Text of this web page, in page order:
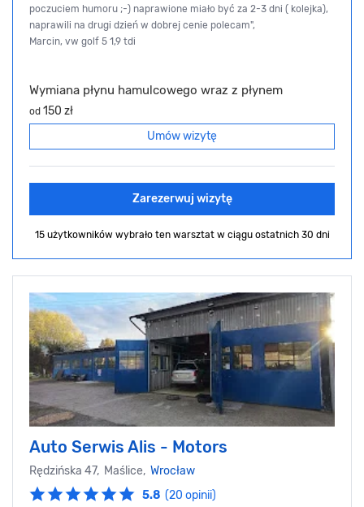
poczuciem humoru ;-) naprawione miało być za 2-3 dni ( kolejka),
naprawili na drugi dzień w dobrej cenie polecam",
Marcin, vw golf 5 1,9 tdi
Wymiana płynu hamulcowego wraz z płynem
od 150 zł
Umów wizytę
Zarezerwuj wizytę
15 użytkowników wybrało ten warsztat w ciągu ostatnich 30 dni
Auto Serwis Alis - Motors
Rędzińska 47, Maślice, Wrocław
5.8 (20 opinii)